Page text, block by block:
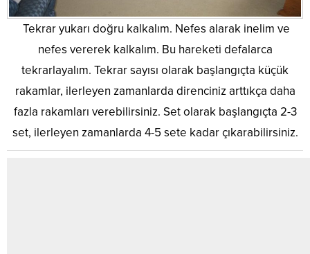
Tekrar yukarı doğru kalkalım. Nefes alarak inelim ve
nefes vererek kalkalım. Bu hareketi defalarca
tekrarlayalım. Tekrar sayısı olarak başlangıçta küçük
rakamlar, ilerleyen zamanlarda direnciniz arttıkça daha
fazla rakamları verebilirsiniz. Set olarak başlangıçta 2-3
set, ilerleyen zamanlarda 4-5 sete kadar çıkarabilirsiniz.